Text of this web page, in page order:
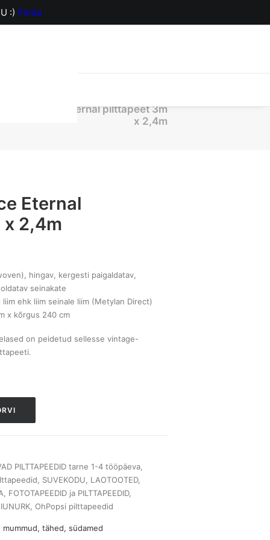
:) Peida
Alice Eternal pilttapeet 3m
x 2,4m
Eternal
2,4m
hingav, kergesti paigaldatav,
seinakate
liim ehk liim seinale liim (Metylan Direct)
x kõrgus 240 cm
on peidetud sellesse vintage-
PILTTAPEEDID tarne 1-4 tööpäeva,
SUVEKODU LAOTOOTED,
FOTOTAPEEDID ja PILTTAPEEDID,
, OhPopsi pilttapeedid
mummud, tähed, südamed